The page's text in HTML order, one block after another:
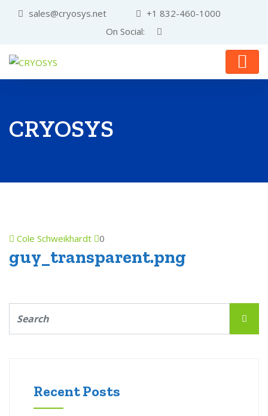
sales@cryosys.net
+1 832-460-1000
On Social:
CRYOSYS
Cole Schweikhardt 0
guy_transparent.png
Recent Posts